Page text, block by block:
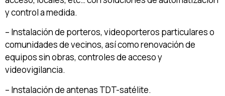
y control a medida.
– Instalación de porteros, videoporteros particulares o
comunidades de vecinos, así como renovación de
equipos sin obras, controles de acceso y
videovigilancia.
– Instalación de antenas TDT-satélite.